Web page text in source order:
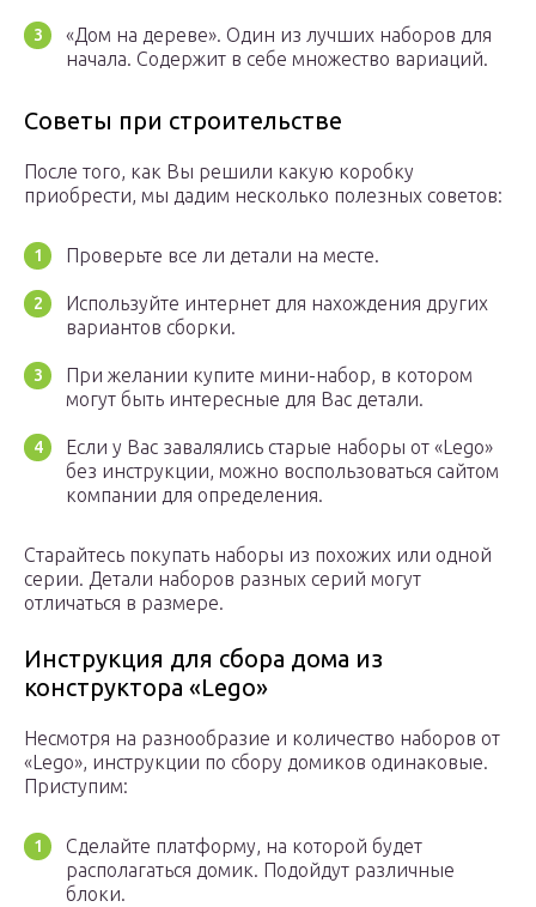
«Дом на дереве». Один из лучших наборов для
начала. Содержит в себе множество вариаций.
Советы при строительстве
После того, как Вы решили какую коробку
приобрести, мы дадим несколько полезных советов:
Проверьте все ли детали на месте.
Используйте интернет для нахождения других
вариантов сборки.
При желании купите мини-набор, в котором
могут быть интересные для Вас детали.
Если у Вас завалялись старые наборы от «Lego»
без инструкции, можно воспользоваться сайтом
компании для определения.
Старайтесь покупать наборы из похожих или одной
серии. Детали наборов разных серий могут
отличаться в размере.
Инструкция для сбора дома из
конструктора «Lego»
Несмотря на разнообразие и количество наборов от
«Lego», инструкции по сбору домиков одинаковые.
Приступим:
Сделайте платформу, на которой будет
располагаться домик. Подойдут различные
блоки.